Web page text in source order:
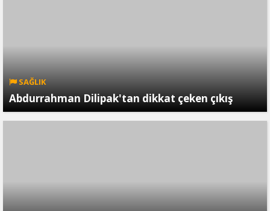
SAĞLIK
Abdurrahman Dilipak'tan dikkat çeken çıkış